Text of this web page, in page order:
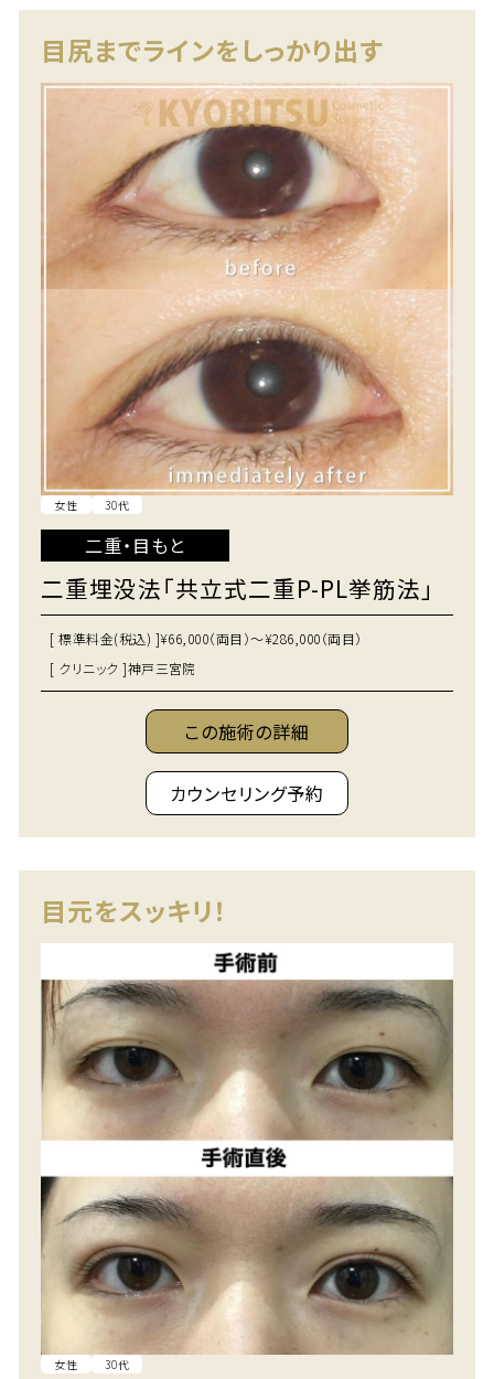
目尻までラインをしっかり出す
女性 30代
二重・目もと
二重埋没法「共立式二重P-PL挙筋法」
[ 標準料金(税込) ]¥66,000（両目）～¥286,000（両目）
[ クリニック ]神戸三宮院
この施術の詳細
カウンセリング予約
目元をスッキリ！
女性 30代